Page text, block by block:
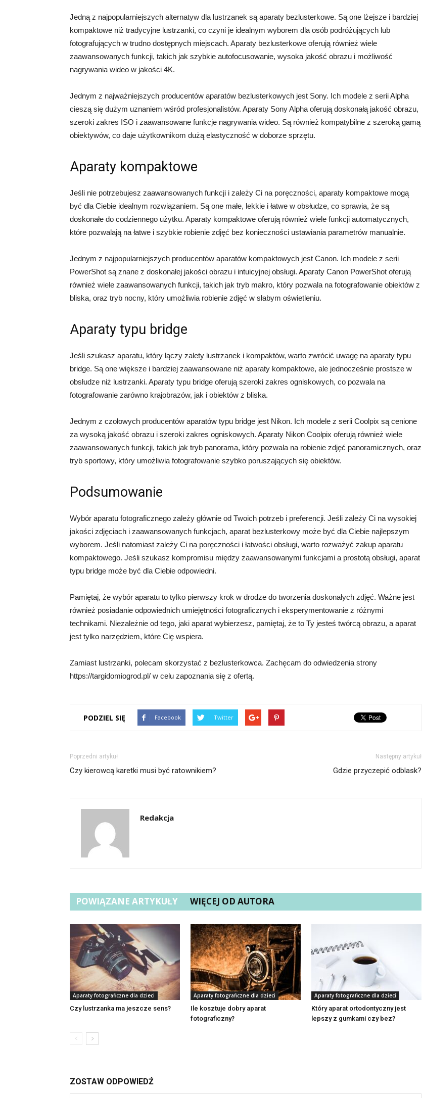
Jedną z najpopularniejszych alternatyw dla lustrzanek są aparaty bezlusterkowe. Są one lżejsze i bardziej
kompaktowe niż tradycyjne lustrzanki, co czyni je idealnym wyborem dla osób podróżujących lub
fotografujących w trudno dostępnych miejscach. Aparaty bezlusterkowe oferują również wiele
zaawansowanych funkcji, takich jak szybkie autofocusowanie, wysoka jakość obrazu i możliwość
nagrywania wideo w jakości 4K.
Jednym z najważniejszych producentów aparatów bezlusterkowych jest Sony. Ich modele z serii Alpha
cieszą się dużym uznaniem wśród profesjonalistów. Aparaty Sony Alpha oferują doskonałą jakość obrazu,
szeroki zakres ISO i zaawansowane funkcje nagrywania wideo. Są również kompatybilne z szeroką gamą
obiektywów, co daje użytkownikom dużą elastyczność w doborze sprzętu.
Aparaty kompaktowe
Jeśli nie potrzebujesz zaawansowanych funkcji i zależy Ci na poręczności, aparaty kompaktowe mogą
być dla Ciebie idealnym rozwiązaniem. Są one małe, lekkie i łatwe w obsłudze, co sprawia, że są
doskonałe do codziennego użytku. Aparaty kompaktowe oferują również wiele funkcji automatycznych,
które pozwalają na łatwe i szybkie robienie zdjęć bez konieczności ustawiania parametrów manualnie.
Jednym z najpopularniejszych producentów aparatów kompaktowych jest Canon. Ich modele z serii
PowerShot są znane z doskonałej jakości obrazu i intuicyjnej obsługi. Aparaty Canon PowerShot oferują
również wiele zaawansowanych funkcji, takich jak tryb makro, który pozwala na fotografowanie obiektów z
bliska, oraz tryb nocny, który umożliwia robienie zdjęć w słabym oświetleniu.
Aparaty typu bridge
Jeśli szukasz aparatu, który łączy zalety lustrzanek i kompaktów, warto zwrócić uwagę na aparaty typu
bridge. Są one większe i bardziej zaawansowane niż aparaty kompaktowe, ale jednocześnie prostsze w
obsłudze niż lustrzanki. Aparaty typu bridge oferują szeroki zakres ogniskowych, co pozwala na
fotografowanie zarówno krajobrazów, jak i obiektów z bliska.
Jednym z czołowych producentów aparatów typu bridge jest Nikon. Ich modele z serii Coolpix są cenione
za wysoką jakość obrazu i szeroki zakres ogniskowych. Aparaty Nikon Coolpix oferują również wiele
zaawansowanych funkcji, takich jak tryb panorama, który pozwala na robienie zdjęć panoramicznych, oraz
tryb sportowy, który umożliwia fotografowanie szybko poruszających się obiektów.
Podsumowanie
Wybór aparatu fotograficznego zależy głównie od Twoich potrzeb i preferencji. Jeśli zależy Ci na wysokiej
jakości zdjęciach i zaawansowanych funkcjach, aparat bezlusterkowy może być dla Ciebie najlepszym
wyborem. Jeśli natomiast zależy Ci na poręczności i łatwości obsługi, warto rozważyć zakup aparatu
kompaktowego. Jeśli szukasz kompromisu między zaawansowanymi funkcjami a prostotą obsługi, aparat
typu bridge może być dla Ciebie odpowiedni.
Pamiętaj, że wybór aparatu to tylko pierwszy krok w drodze do tworzenia doskonałych zdjęć. Ważne jest
również posiadanie odpowiednich umiejętności fotograficznych i eksperymentowanie z różnymi
technikami. Niezależnie od tego, jaki aparat wybierzesz, pamiętaj, że to Ty jesteś twórcą obrazu, a aparat
jest tylko narzędziem, które Cię wspiera.
Zamiast lustrzanki, polecam skorzystać z bezlusterkowca. Zachęcam do odwiedzenia strony
https://targidomiogrod.pl/ w celu zapoznania się z ofertą.
PODZIEL SIĘ Facebook Twitter
Poprzedni artykuł
Czy kierowcą karetki musi być ratownikiem?
Następny artykuł
Gdzie przyczepić odblask?
Redakcja
POWIĄZANE ARTYKUŁY WIĘCEJ OD AUTORA
Aparaty fotograficzne dla dzieci
Czy lustrzanka ma jeszcze sens?
Aparaty fotograficzne dla dzieci
Ile kosztuje dobry aparat
fotograficzny?
Aparaty fotograficzne dla dzieci
Który aparat ortodontyczny jest
lepszy z gumkami czy bez?
ZOSTAW ODPOWIEDŹ